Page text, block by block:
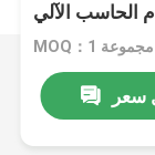
MOQ：1 مجموعة
سعر